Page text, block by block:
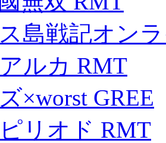
島戦記オン
ルカ RMT
×worst GREE
リオド RMT